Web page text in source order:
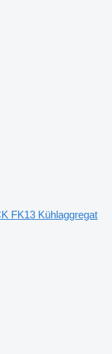
FK13 Kühlaggregat